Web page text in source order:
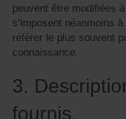
peuvent être modifiées
s’imposent néanmoins
référer le plus souvent
connaissance.
3.
fournis.